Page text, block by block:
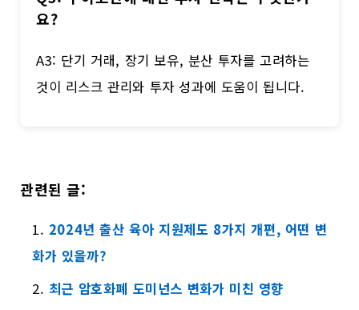
요?
A3: 단기 거래, 장기 보유, 분산 투자를 고려하는
것이 리스크 관리와 투자 성과에 도움이 됩니다.
관련된 글:
2024년 출산 육아 지원제도 8가지 개편, 어떤 변
화가 있을까?
최근 암호화폐 도미넌스 변화가 미친 영향